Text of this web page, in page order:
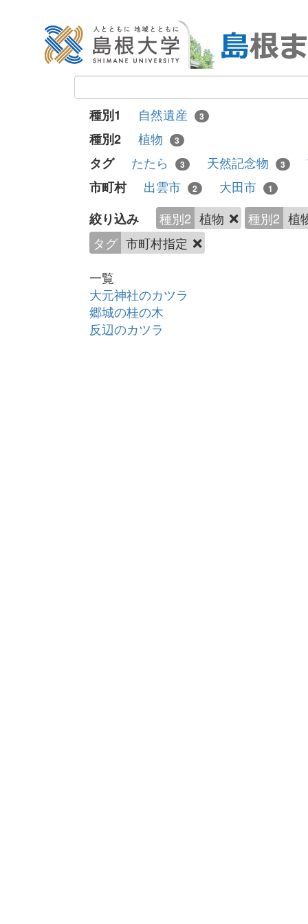
種別1 自然遺産 3
種別2 植物 3
タグ たたら 3 天然記念物 3
市町村
出雲市 2 大田市 1
絞り込み 種別2 植物 種別2 植
タグ 市町村指定
一覧
大元神社のカツラ
郷城の桂の木
反辺のカツラ